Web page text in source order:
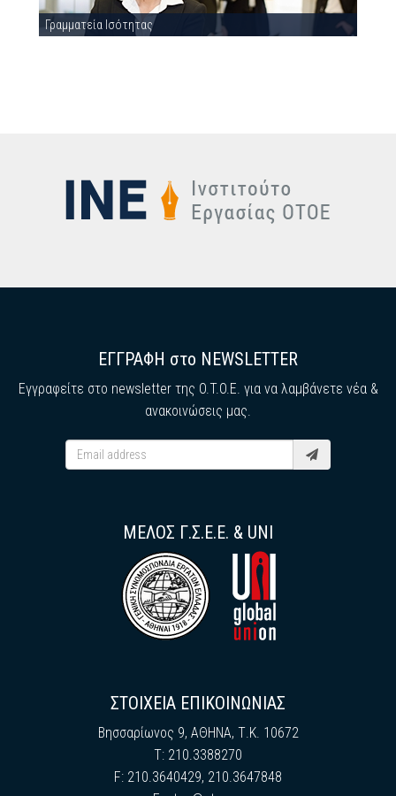
Γραμματεία Ισότητας
ΕΓΓΡΑΦΗ στο NEWSLETTER
Εγγραφείτε στο newsletter της O.T.O.E. για να λαμβάνετε νέα &
ανακοινώσεις μας.
ΜΕΛΟΣ Γ.Σ.Ε.Ε. & UNI
ΣΤΟΙΧΕΙΑ ΕΠΙΚΟΙΝΩΝΙΑΣ
Βησσαρίωνος 9, ΑΘΗΝΑ, Τ.Κ. 10672
Τ: 210.3388270
F: 210.3640429, 210.3647848